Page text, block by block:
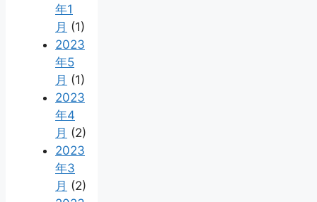
年1
月 (1)
2023
年5
月 (1)
2023
年4
月 (2)
2023
年3
月 (2)